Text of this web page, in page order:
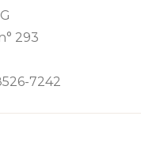
293
7242